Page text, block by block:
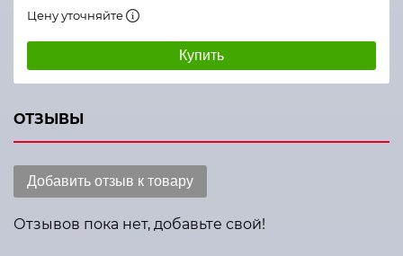
Цену уточняйте
Купить
ОТЗЫВЫ
Добавить отзыв к товару
Отзывов пока нет, добавьте свой!